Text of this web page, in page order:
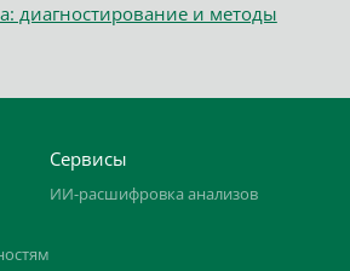
диагностирование и методы
Сервисы
ИИ-расшифровка анализов